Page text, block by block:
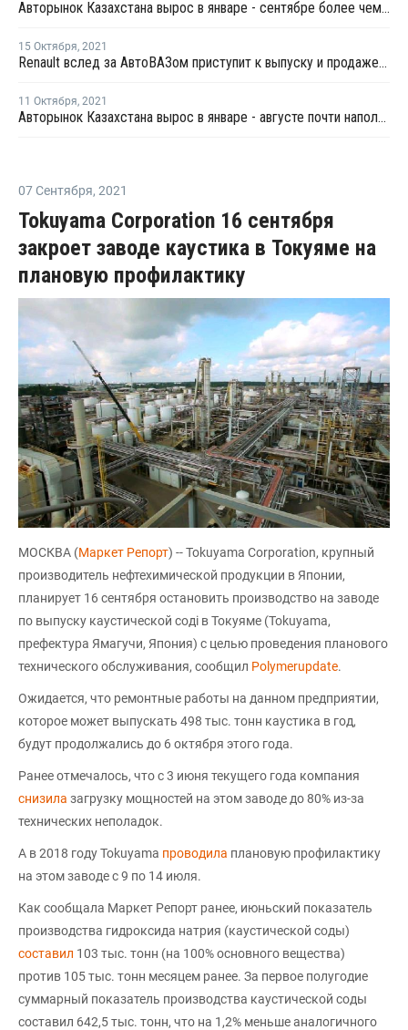
Авторынок Казахстана вырос в январе - сентябре более чем на треть
15 Октября, 2021
Renault вслед за АвтоВАЗом приступит к выпуску и продаже автомобилей в Узбекистане
11 Октября, 2021
Авторынок Казахстана вырос в январе - августе почти наполовину
07 Сентября, 2021
Tokuyama Corporation 16 сентября
закроет заводе каустика в Токуяме на
плановую профилактику
МОСКВА (Маркет Репорт) -- Tokuyama Corporation, крупный
производитель нефтехимической продукции в Японии,
планирует 16 сентября остановить производство на заводе
по выпуску каустической соді в Токуяме (Tokuyama,
префектура Ямагучи, Япония) с целью проведения планового
технического обслуживания, сообщил Polymerupdate.
Ожидается, что ремонтные работы на данном предприятии,
которое может выпускать 498 тыс. тонн каустика в год,
будут продолжались до 6 октября этого года.
Ранее отмечалось, что c 3 июня текущего года компания
снизила загрузку мощностей на этом заводе до 80% из-за
технических неполадок.
А в 2018 году Tokuyama проводила плановую профилактику
на этом заводе с 9 по 14 июля.
Как сообщала Маркет Репорт ранее, июньский показатель
производства гидроксида натрия (каустической соды)
составил 103 тыс. тонн (на 100% основного вещества)
против 105 тыс. тонн месяцем ранее. За первое полугодие
суммарный показатель производства каустической соды
составил 642,5 тыс. тонн, что на 1,2% меньше аналогичного